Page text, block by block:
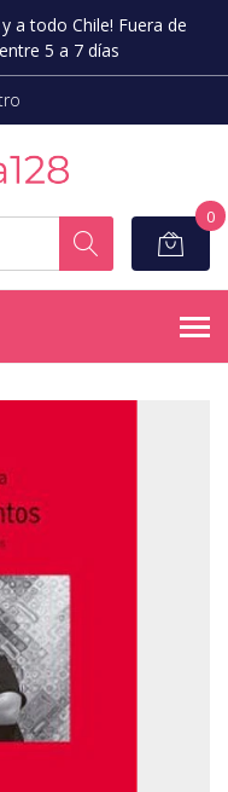
a todo Chile! Fuera de
5 a 7 días
0